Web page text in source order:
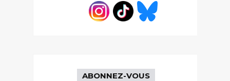
ABONNEZ-VOUS